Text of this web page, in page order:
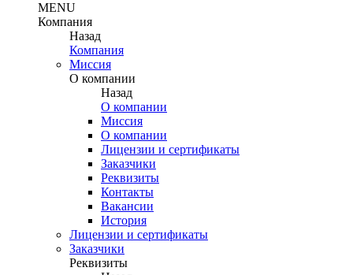
MENU
Компания
Назад
Компания
Миссия
О компании
Назад
О компании
Миссия
О компании
Лицензии и сертификаты
Заказчики
Реквизиты
Контакты
Вакансии
История
Лицензии и сертификаты
Заказчики
Реквизиты